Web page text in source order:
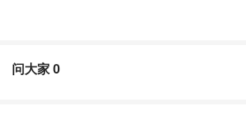
问大家0